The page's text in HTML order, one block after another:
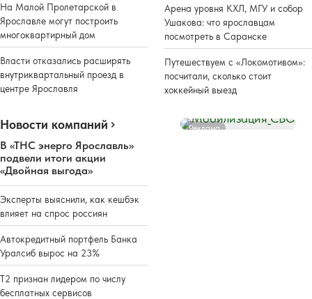
На Малой Пролетарской в
Ярославле могут построить
многоквартирный дом
Власти отказались расширять
внутриквартальный проезд в
центре Ярославля
Арена уровня КХЛ, МГУ и собор
Ушакова: что ярославцам
посмотреть в Саранске
Путешествуем с «Локомотивом»:
посчитали, сколько стоит
хоккейный выезд
Новости компаний
В «ТНС энерго Ярославль»
подвели итоги акции
«Двойная выгода»
Эксперты выяснили, как кешбэк
влияет на спрос россиян
Автокредитный портфель Банка
Уралсиб вырос на 23%
Т2 признан лидером по числу
бесплатных сервисов
Реклама